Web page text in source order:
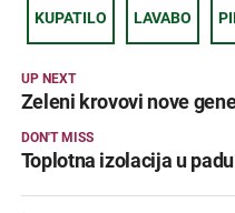
KUPATILO LAVABO
UP NEXT
Zeleni krovovi nove
DON'T MISS
Toplotna izolacija u padu